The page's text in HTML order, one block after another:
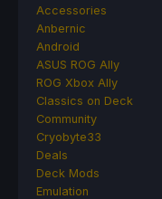
Accessories
Anbernic
Android
ASUS ROG Ally
ROG Xbox Ally
Classics on Deck
Community
Cryobyte33
Deals
Deck Mods
Emulation